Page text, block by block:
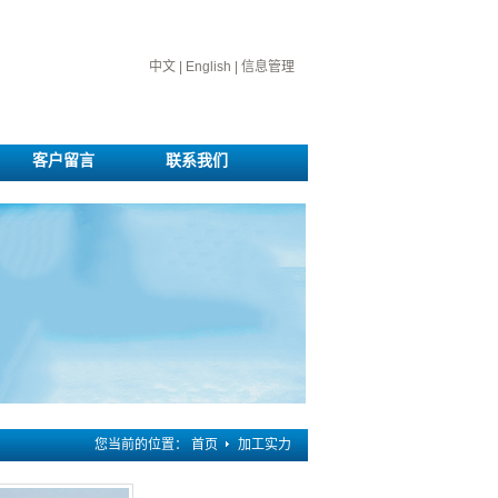
中文 English 信息管理
客户留言 联系我们
您当前的位置： 首页 加工实力